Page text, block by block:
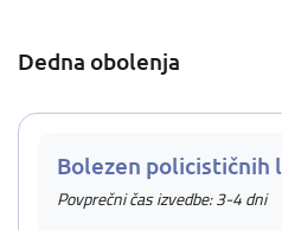
Dedna obolenja
Bolezen policističnih
Povprečni čas izvedbe: 3-4 dni